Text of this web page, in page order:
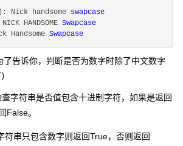
Nick handsome
NICK HANDSOME
告诉你，判断是否为数字时除了中文数字
字符串是否值包含十进制字符，如果是返回
False。
符串只包含数字则返回True，否则返回